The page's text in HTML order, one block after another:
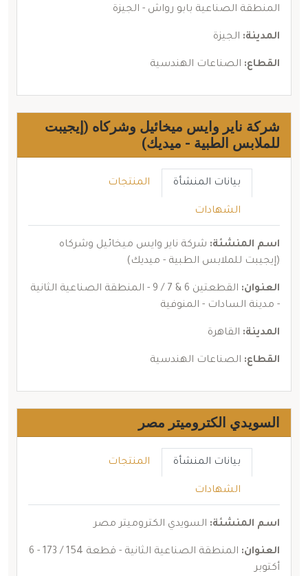
المنطقة الصناعية بابو رواش - الجيزة
المدينة: الجيزة
القطاع: الصناعات الهندسية
شركة ناير وايس ميخائيل وشركاه (إيجيبت
للملابس الطبية - ميديك)
بيانات المنشأة المنتجات
الشهادات
اسم المنشئة: شركة ناير وايس ميخائيل وشركاه
(إيجيبت للملابس الطبية - ميديك)
العنوان:
القطعتين 6 & 7 / 9 - المنطقة الصناعية الثانية
- مدينة السادات - المنوفية
المدينة: القاهرة
القطاع: الصناعات الهندسية
السويدي الكتروميتر مصر
بيانات المنشأة المنتجات
الشهادات
اسم المنشئة: السويدي الكتروميتر مصر
العنوان:
المنطقة الصناعية الثانية - قطعة 154 / 173 - 6
أكتوبر